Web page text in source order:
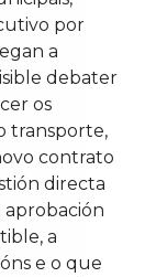
por
a
debater
os
transporte,
contrato
directa
aprobación
a
e o que